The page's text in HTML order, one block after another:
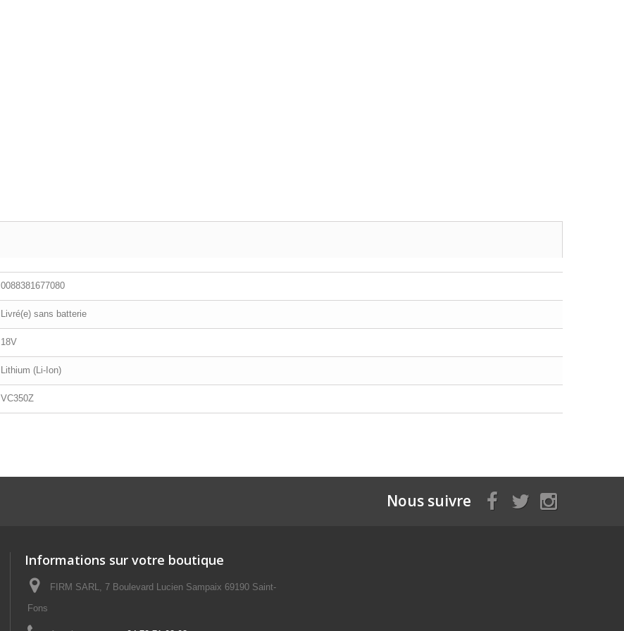
0088381677080
Livré(e) sans batterie
18V
Lithium (Li-Ion)
VC350Z
Nous suivre
Informations sur votre boutique
FIRM SARL, 7 Boulevard Lucien Sampaix 69190 Saint-
Fons